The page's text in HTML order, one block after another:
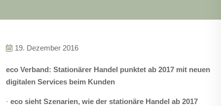
19. Dezember 2016
eco Verband: Stationärer Handel punktet ab 2017 mit neuen
digitalen Services beim Kunden
· eco sieht Szenarien, wie der stationäre Handel ab 2017